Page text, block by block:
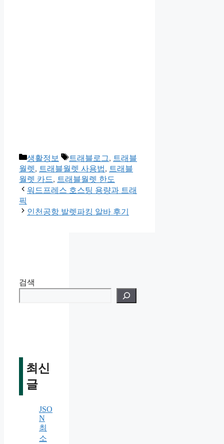
카
테
고
리
생활정보
태
그
트래블로그, 트래블
월렛, 트래블월렛 사용법, 트래블
월렛 카드, 트래블월렛 한도
워드프레스 호스팅 용량과 트래
픽
인천공항 발렛파킹 알바 후기
검색
최신
글
JSO
N
최
소